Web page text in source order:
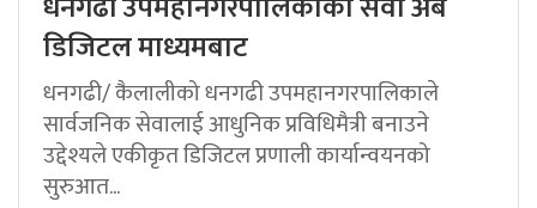
डिजिटल माध्यमबाट
धनगढी/ कैलालीको धनगढी उपमहानगरपालिकाले
सार्वजनिक सेवालाई आधुनिक प्रविधिमैत्री बनाउने
उद्देश्यले एकीकृत डिजिटल प्रणाली कार्यान्वयनको
सुरुआत...